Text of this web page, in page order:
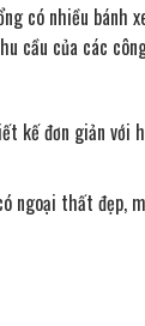
có nhiều bánh
cầu của các
kế đơn giản với
ngoại thất đẹp,